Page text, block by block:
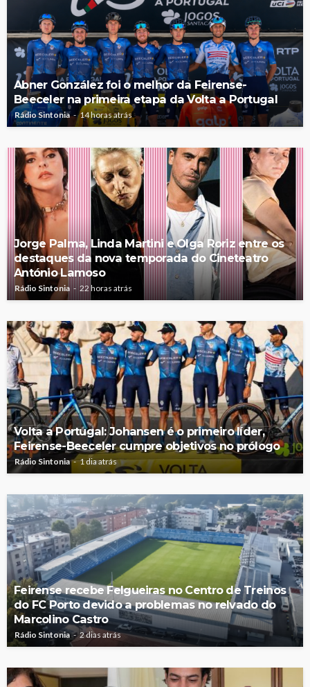
Abner González foi o melhor da Feirense-
Beeceler na primeira etapa da Volta a Portugal
Rádio Sintonia 14 horas atrás
Jorge Palma, Linda Martini e Olga Roriz entre os
destaques da nova temporada do Cineteatro
António Lamoso
Rádio Sintonia 22 horas atrás
Volta a Portugal: Johansen é o primeiro líder,
Feirense-Beeceler cumpre objetivos no prólogo
Rádio Sintonia 1 dia atrás
Feirense recebe Felgueiras no Centro de Treinos
do FC Porto devido a problemas no relvado do
Marcolino Castro
Rádio Sintonia 2 dias atrás